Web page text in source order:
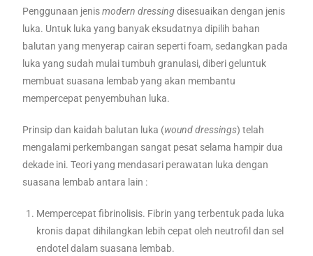
Penggunaan jenismodern dressingdisesuaikan dengan jenis
luka. Untuk luka yang banyak eksudatnya dipilih bahan
balutan yang menyerap cairan seperti foam, sedangkan pada
luka yang sudah mulai tumbuh granulasi, diberi geluntuk
membuat suasana lembab yang akan membantu
mempercepat penyembuhan luka.
Prinsip dan kaidah balutan luka (wound dressings) telah
mengalami perkembangan sangat pesat selama hampir dua
dekade ini. Teori yang mendasari perawatan luka dengan
suasana lembab antara lain :
Mempercepat fibrinolisis. Fibrin yang terbentuk pada luka
kronis dapat dihilangkan lebih cepat oleh neutrofil dan sel
endotel dalam suasana lembab.